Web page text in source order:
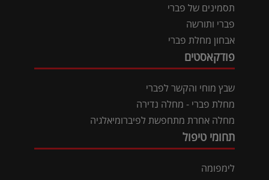
תסמינים של פברי
פברי ותורשה
אבחון מחלת פברי
פודקאסטים
שבץ מוחי והקשר לפברי
מחלת פברי - מחלה נדירה
מחלה אחרת מתחפשת לפיברומיאלגיה
תחומי טיפול
לימפומה